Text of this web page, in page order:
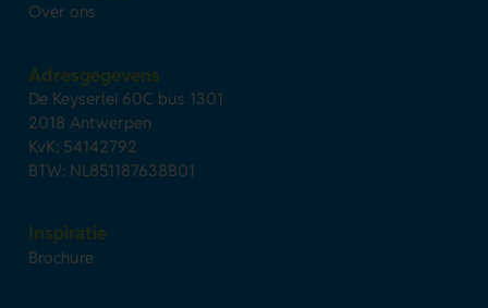
Over ons
Adresgegevens
De Keyserlei 60C bus 1301
2018 Antwerpen
KvK: 54142792
BTW: NL851187638B01
Inspiratie
Brochure